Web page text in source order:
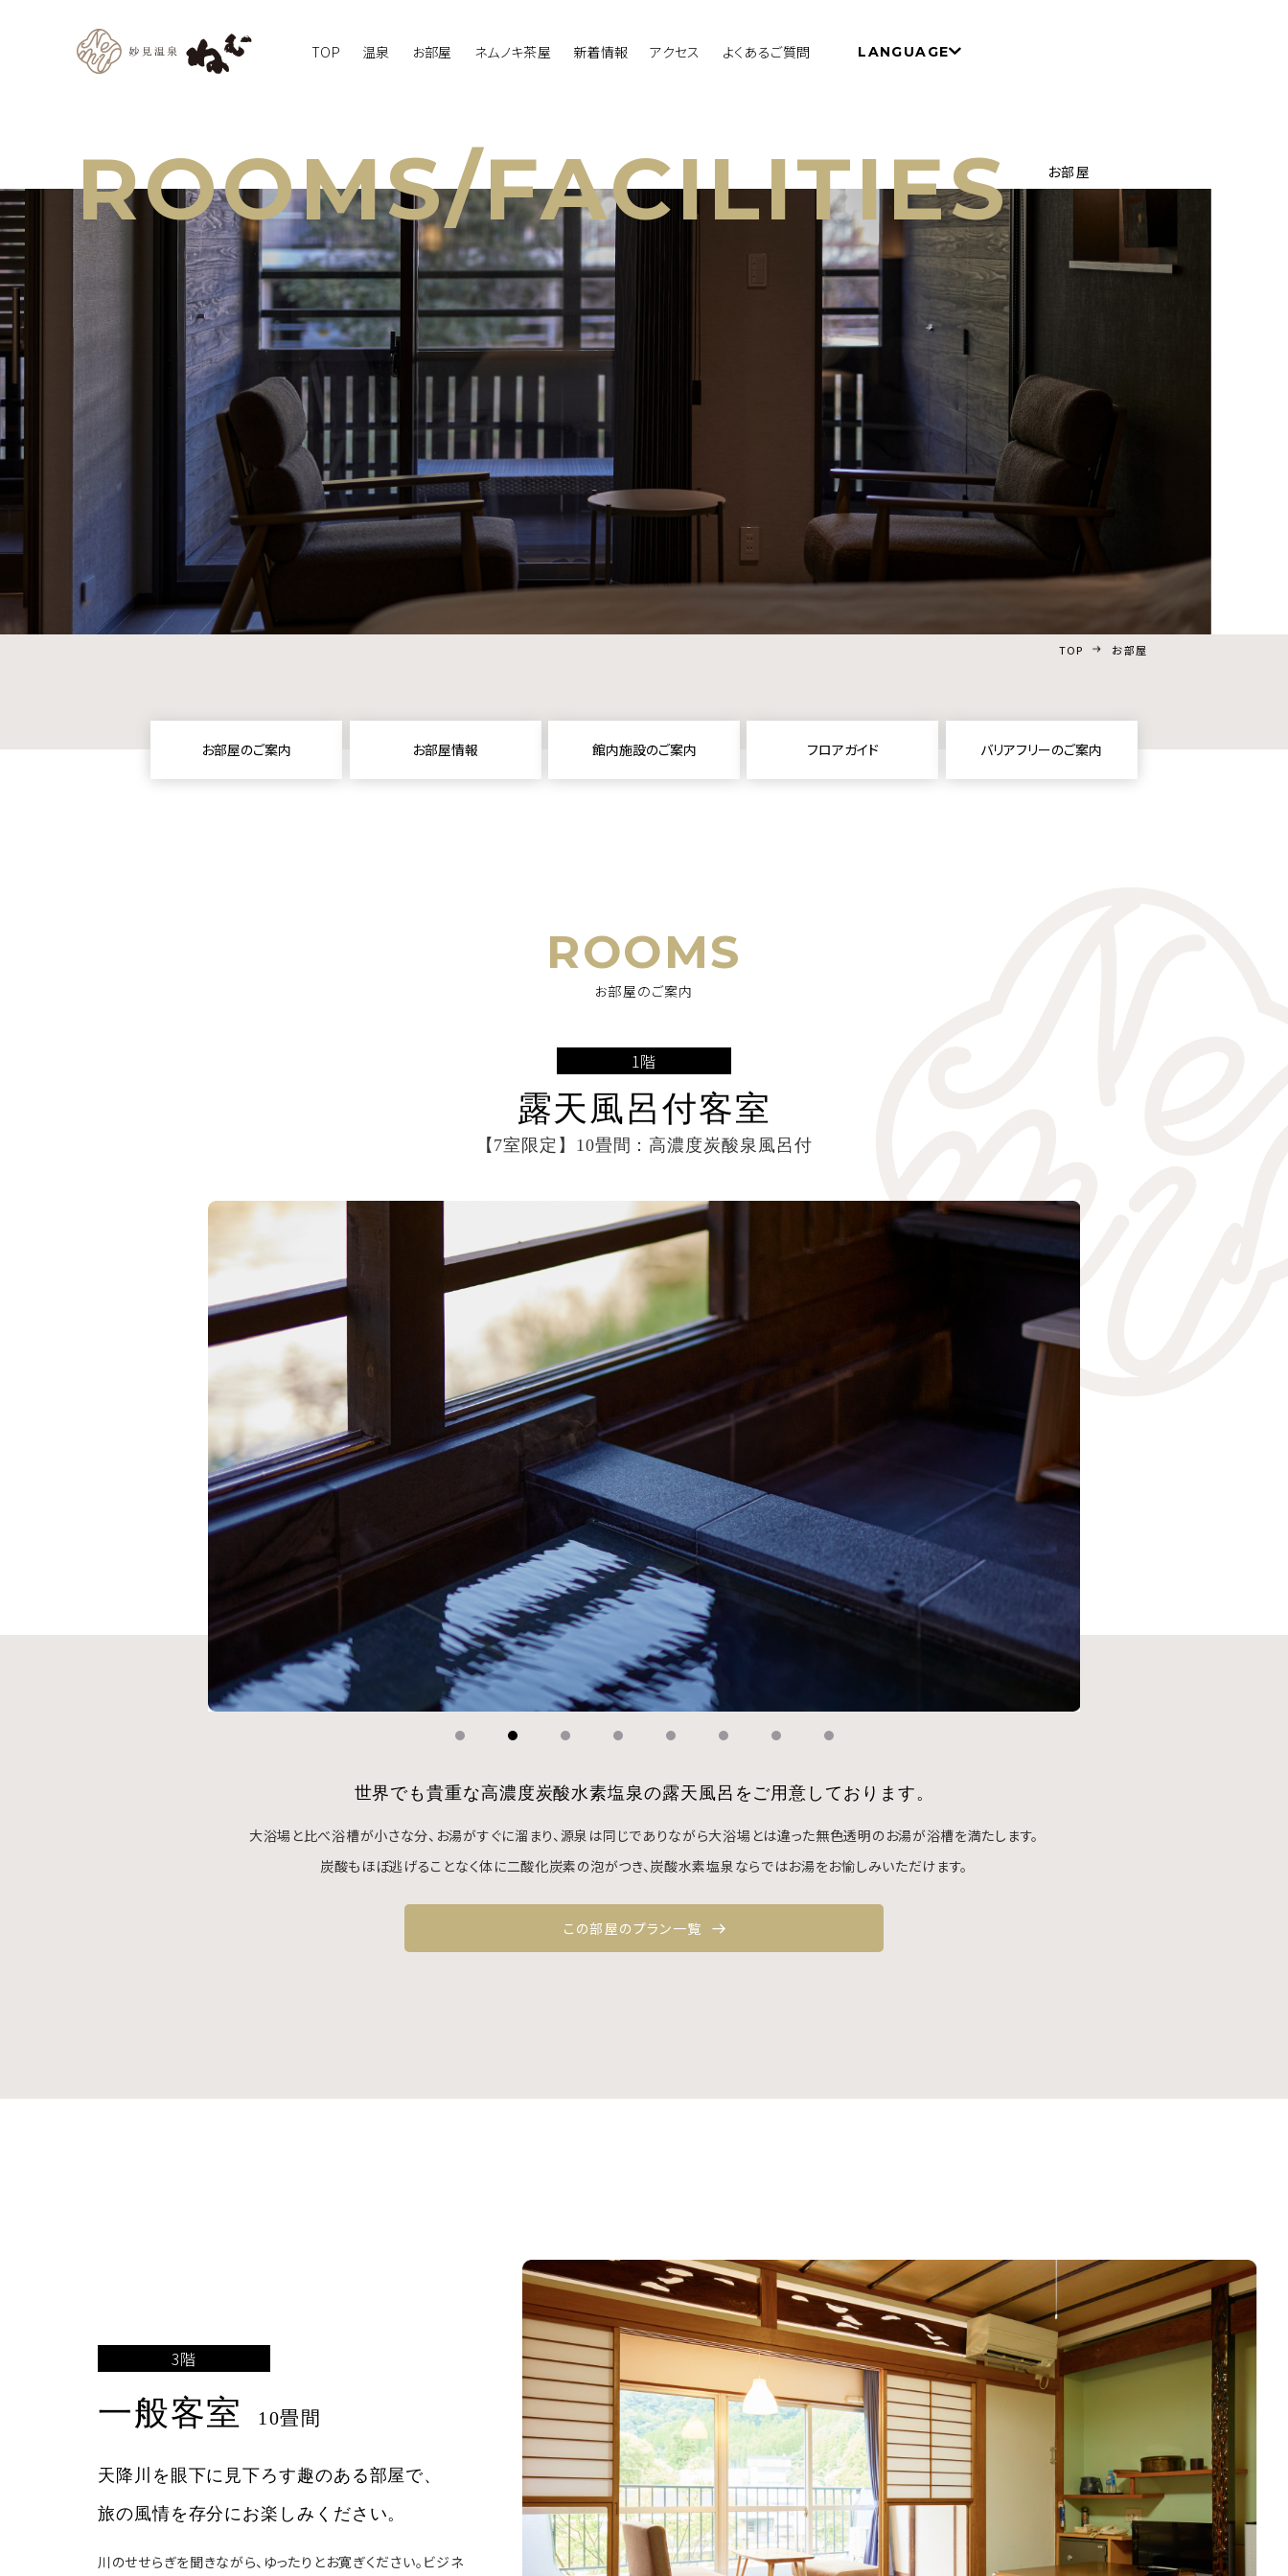
TOP 温泉 お部屋 ネムノキ茶屋 新着情報 アクセス よくあるご質問 LANGUAGE
名 室 検索 宿泊プラン一覧
マイページログイン
予約の確認
キャンセル
ご予約・お問い合わせ
0995-77-2201 （09:00～18:00）
ROOMS/FACILITIES お部屋
TOP お部屋
お部屋のご案内 お部屋情報 館内施設のご案内 フロアガイド バリアフリーのご案内
ROOMS
お部屋のご案内
1階
露天風呂付客室
【7室限定】10畳間：高濃度炭酸泉風呂付
世界でも貴重な高濃度炭酸水素塩泉の露天風呂をご用意しております。
大浴場と比べ浴槽が小さな分、お湯がすぐに溜まり、源泉は同じでありながら大浴場とは違った無色透明のお湯が浴槽を満たします。
炭酸もほぼ逃げることなく体に二酸化炭素の泡がつき、炭酸水素塩泉ならではお湯をお愉しみいただけます。
この部屋のプラン一覧
3階
一般客室 10畳間
天降川を眼下に見下ろす趣のある部屋で、
旅の風情を存分にお楽しみください。
川のせせらぎを聞きながら、ゆったりとお寛ぎください。ビジネ